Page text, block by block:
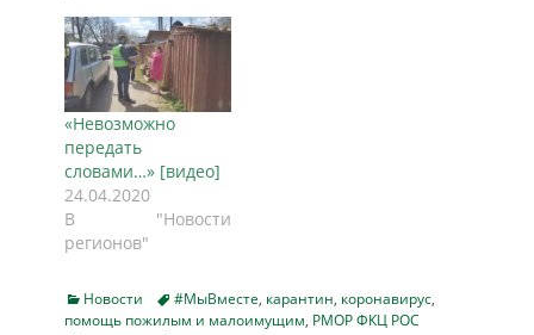
«Невозможно
передать
словами…» [видео]
24.04.2020
В "Новости
регионов"
Categories
Новости Tags#МыВместе, карантин, коронавирус,
помощь пожилым и малоимущим, РМОР ФКЦ РОС